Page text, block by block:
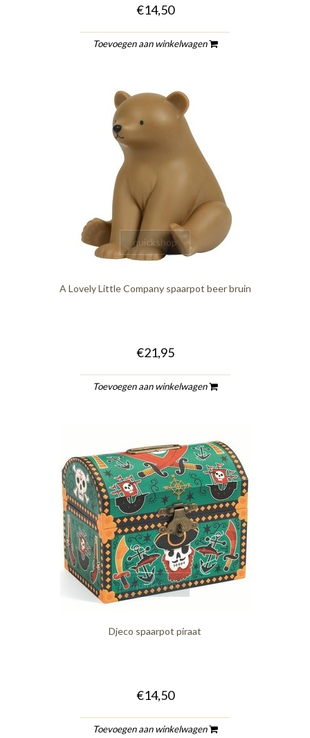
€14,50
Toevoegen aan winkelwagen
quickshop
A Lovely Little Company spaarpot beer bruin
€21,95
Toevoegen aan winkelwagen
quickshop
Djeco spaarpot piraat
€14,50
Toevoegen aan winkelwagen